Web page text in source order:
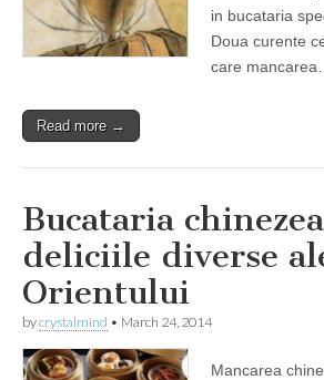
in bucataria
Doua curente
care mancarea…
Read more →
Bucataria
deliciile diverse
Orientului
bycrystalmind • March 24, 2014
Mancarea